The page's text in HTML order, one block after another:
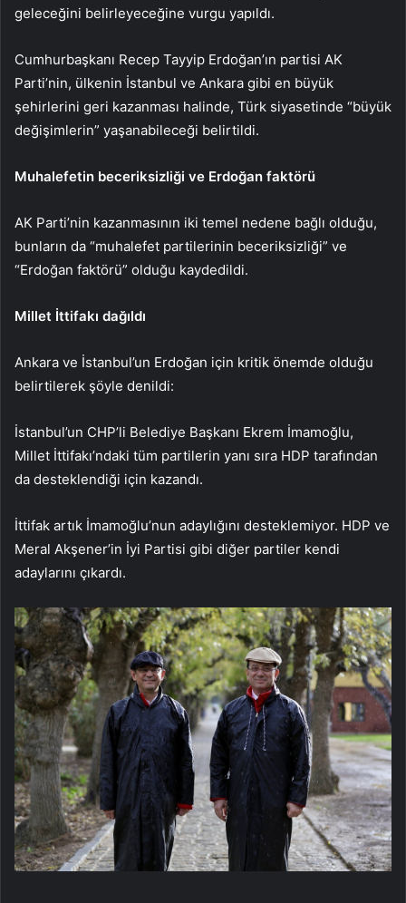
geleceğini belirleyeceğine vurgu yapıldı.
Cumhurbaşkanı Recep Tayyip Erdoğan’ın partisi AK
Parti’nin, ülkenin İstanbul ve Ankara gibi en büyük
şehirlerini geri kazanması halinde, Türk siyasetinde “büyük
değişimlerin” yaşanabileceği belirtildi.
Muhalefetin beceriksizliği ve Erdoğan faktörü
AK Parti’nin kazanmasının iki temel nedene bağlı olduğu,
bunların da “muhalefet partilerinin beceriksizliği” ve
“Erdoğan faktörü” olduğu kaydedildi.
Millet İttifakı dağıldı
Ankara ve İstanbul’un Erdoğan için kritik önemde olduğu
belirtilerek şöyle denildi:
İstanbul’un CHP’li Belediye Başkanı Ekrem İmamoğlu,
Millet İttifakı’ndaki tüm partilerin yanı sıra HDP tarafından
da desteklendiği için kazandı.
İttifak artık İmamoğlu’nun adaylığını desteklemiyor. HDP ve
Meral Akşener’in İyi Partisi gibi diğer partiler kendi
adaylarını çıkardı.